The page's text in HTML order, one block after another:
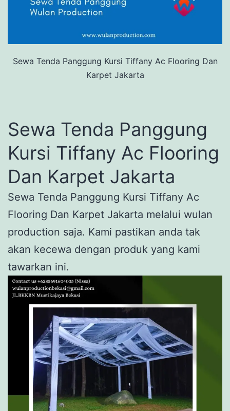
Sewa Tenda Panggung Kursi Tiffany Ac Flooring Dan
Karpet Jakarta
Sewa Tenda Panggung
Kursi Tiffany Ac Flooring
Dan Karpet Jakarta
Sewa Tenda Panggung Kursi Tiffany Ac
Flooring Dan Karpet Jakarta melalui wulan
production saja. Kami pastikan anda tak
akan kecewa dengan produk yang kami
tawarkan ini.